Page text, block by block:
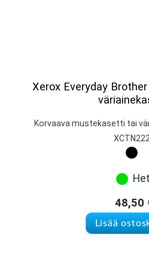
Xerox Everyday
Korvaava mustekasetti tai
48,50
Lisää